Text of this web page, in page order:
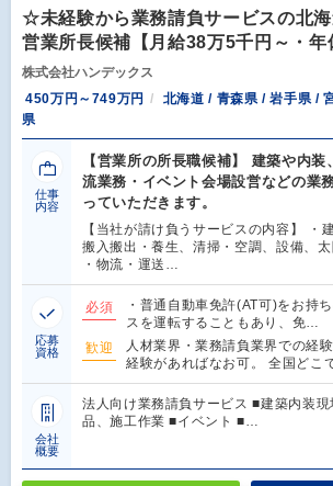
☆未経験から業務請負サービスの北
営業所長候補【月給38万5千円～・年
株式会社ハンデックス
450万円～749万円
北海道 / 青森県 / 岩手県 /
県
仕事
内容
【営業所の所長職候補】 建築や内
流業務・イベント会場設営などの業
っていただきます。
【当社が請け負うサービスの内容】 ・
搬入搬出・養生、清掃・空調、設備、
・物流・運送…
応募
資格
必須
・普通自動車免許(AT可)をお持
スを運転することもあり、免…
歓迎
人材業界・業務請負業界での経
経験があればなお可。 全国どこ
会社
概要
法人向け業務請負サービス ■建築内装
品、施工作業 ■イベント ■…